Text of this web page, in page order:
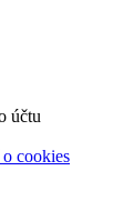
účtu
cookies